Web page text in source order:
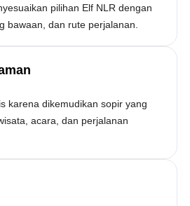
pilihan Elf NLR dengan
bawaan, dan rute perjalanan.
karena dikemudikan sopir yang
acara, dan perjalanan